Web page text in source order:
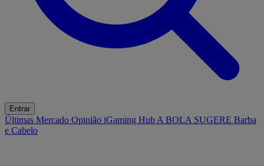
Entrar
Últimas Mercado Opinião iGaming Hub A BOLA SUGERE Barba
e Cabelo